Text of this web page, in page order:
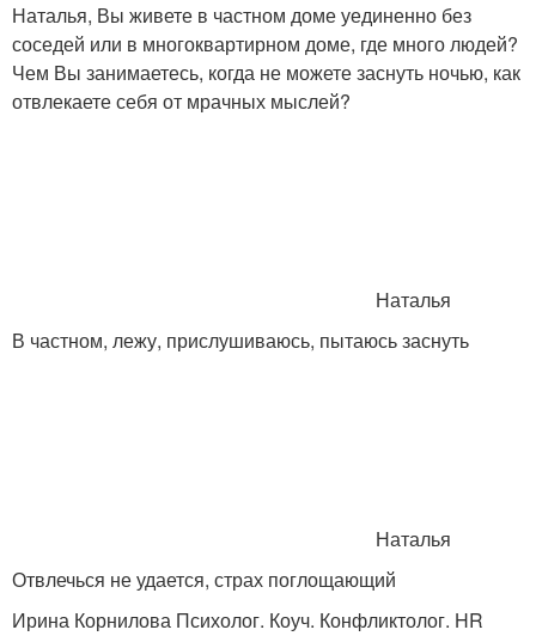
Наталья, Вы живете в частном доме уединенно без
соседей или в многоквартирном доме, где много людей?
Чем Вы занимаетесь, когда не можете заснуть ночью, как
отвлекаете себя от мрачных мыслей?
Наталья
В частном, лежу, прислушиваюсь, пытаюсь заснуть
Наталья
Отвлечься не удается, страх поглощающий
Ирина Корнилова Психолог. Коуч. Конфликтолог. HR